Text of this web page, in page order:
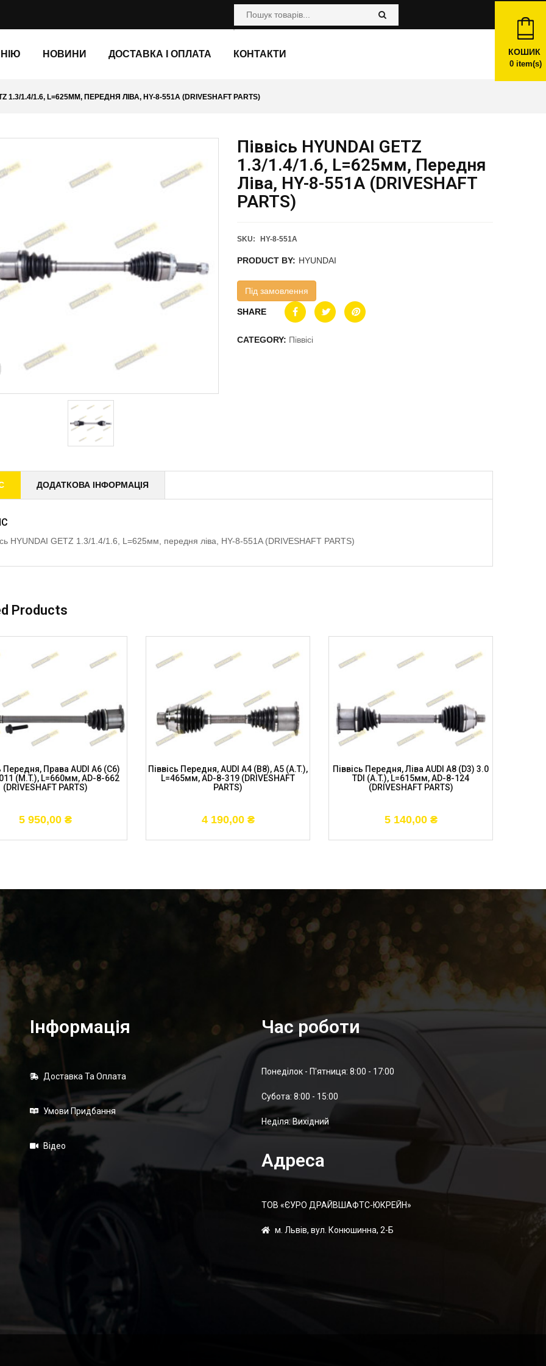
НОВИНИ ДОСТАВКА І ОПЛАТА КОНТАКТИ КОШИК
0item(s)
1.3/1.4/1.6, L=625ММ, ПЕРЕДНЯ ЛІВА, HY-8-551A (DRIVESHAFT PARTS)
Піввісь HYUNDAI GETZ
1.3/1.4/1.6, L=625мм, Передня
Ліва, HY-8-551A (DRIVESHAFT
PARTS)
SKU: HY-8-551A
PRODUCT BY: HYUNDAI
Під замовлення
SHARE
CATEGORY: Піввісі
ДОДАТКОВА ІНФОРМАЦІЯ
HYUNDAI GETZ 1.3/1.4/1.6, L=625мм, передня ліва, HY-8-551A (DRIVESHAFT PARTS)
Products
Передня, Права AUDI A6 (C6)
(M.T.), L=660мм, AD-8-662
(DRIVESHAFT PARTS)
5 950,00 ₴
Піввісь Передня, AUDI A4 (B8), A5 (A.T.),
L=465мм, AD-8-319 (DRIVESHAFT
PARTS)
4 190,00 ₴
Піввісь Передня, Ліва AUDI A8 (D3) 3.0
TDI (A.T.), L=615мм, AD-8-124
(DRIVESHAFT PARTS)
5 140,00 ₴
Інформація
Доставка Та Оплата
Умови Придбання
Відео
Час роботи
Понеділок - П'ятниця: 8:00 - 17:00
Суботa: 8:00 - 15:00
Неділя: Вихідний
Адреса
ТОВ «ЄУРО ДРАЙВШАФТC-ЮКРЕЙН»
м. Львів, вул. Конюшинна, 2-Б